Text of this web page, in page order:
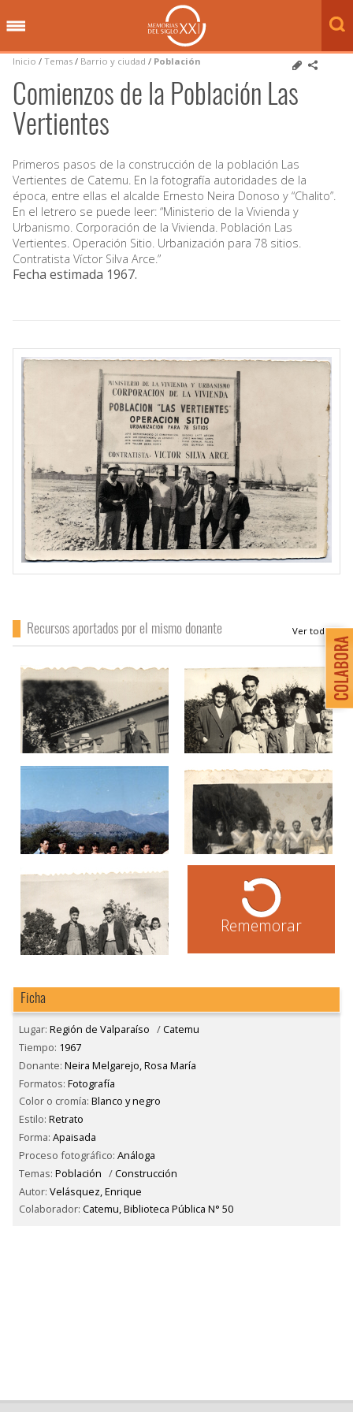
Inicio / Temas / Barrio y ciudad / Población
Comienzos de la Población Las
Vertientes
Primeros pasos de la construcción de la población Las
Vertientes de Catemu. En la fotografía autoridades de la
época, entre ellas el alcalde Ernesto Neira Donoso y “Chalito”.
En el letrero se puede leer: “Ministerio de la Vivienda y
Urbanismo. Corporación de la Vivienda. Población Las
Vertientes. Operación Sitio. Urbanización para 78 sitios.
Contratista Víctor Silva Arce.”
Fecha estimada 1967.
Recursos aportados por el mismo donante
Rememorar
Ficha
Lugar: Región de Valparaíso /Catemu
Tiempo: 1967
Donante: Neira Melgarejo, Rosa María
Formatos: Fotografía
Color o cromía: Blanco y negro
Estilo: Retrato
Forma: Apaisada
Proceso fotográfico: Análoga
Temas: Población /Construcción
Autor: Velásquez, Enrique
Colaborador: Catemu, Biblioteca Pública N° 50